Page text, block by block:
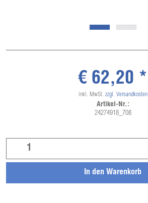
In den Warenkorb
€ 62,20 *
inkl. MwSt. zzgl. Versandkosten
Artikel-Nr.:
24274918_708